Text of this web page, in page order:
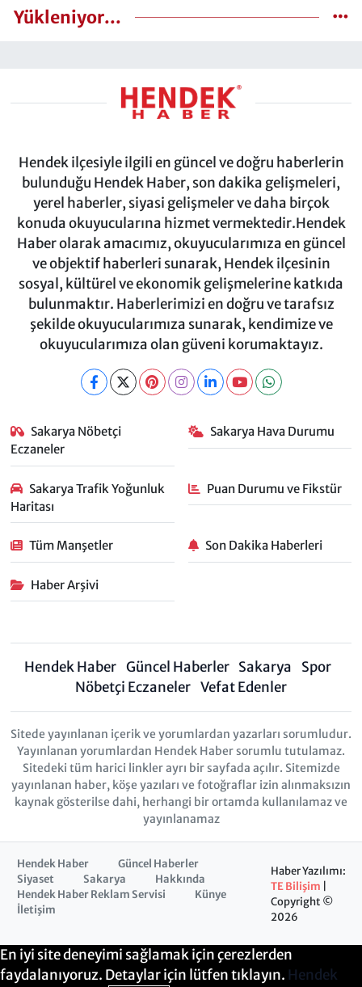
Yükleniyor...
Hendek ilçesiyle ilgili en güncel ve doğru haberlerin
bulunduğu Hendek Haber, son dakika gelişmeleri,
yerel haberler, siyasi gelişmeler ve daha birçok
konuda okuyucularına hizmet vermektedir.Hendek
Haber olarak amacımız, okuyucularımıza en güncel
ve objektif haberleri sunarak, Hendek ilçesinin
sosyal, kültürel ve ekonomik gelişmelerine katkıda
bulunmaktır. Haberlerimizi en doğru ve tarafsız
şekilde okuyucularımıza sunarak, kendimize ve
okuyucularımıza olan güveni korumaktayız.
Sakarya Nöbetçi
Eczaneler
Sakarya Hava Durumu
Sakarya Trafik Yoğunluk
Haritası
Puan Durumu ve Fikstür
Tüm Manşetler Son Dakika Haberleri
Haber Arşivi
Hendek Haber Güncel Haberler Sakarya
Spor
Nöbetçi Eczaneler Vefat Edenler
Sitede yayınlanan içerik ve yorumlardan yazarları sorumludur.
Yayınlanan yorumlardan Hendek Haber sorumlu tutulamaz.
Sitedeki tüm harici linkler ayrı bir sayfada açılır. Sitemizde
yayınlanan haber, köşe yazıları ve fotoğraflar izin alınmaksızın
kaynak gösterilse dahi, herhangi bir ortamda kullanılamaz ve
yayınlanamaz
Hendek Haber
Güncel Haberler
Siyaset
Sakarya
Hakkında
Hendek Haber Reklam Servisi
Künye
İletişim
Haber Yazılımı:
TE Bilişim
Copyright ©
2026
En iyi site deneyimi sağlamak için çerezlerden
faydalanıyoruz. Detaylar için lütfen tıklayın. Hendek